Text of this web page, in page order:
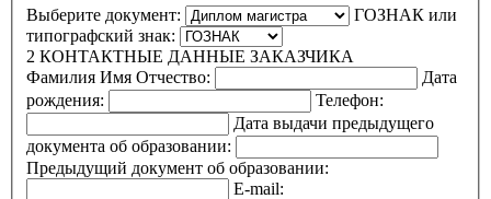
Выберите документ:
ГОЗНАК или
типографский знак:
2 КОНТАКТНЫЕ ДАННЫЕ ЗАКАЗЧИКА
Фамилия Имя Отчество:
Дата
рождения:
Телефон:
Дата выдачи предыдущего
документа об образовании:
Предыдущий документ об образовании:
E-mail: